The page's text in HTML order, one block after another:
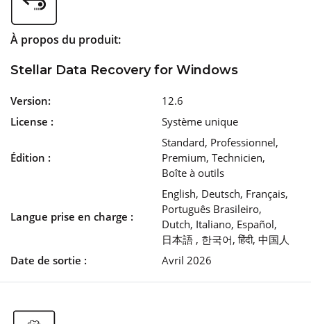
À propos du produit:
Stellar Data Recovery for Windows
Version:
12.6
License :
Système unique
Édition :
Standard, Professionnel,
Premium, Technicien,
Boîte à outils
Langue prise en charge :
English, Deutsch, Français,
Português Brasileiro,
Dutch, Italiano, Español,
日本語 , 한국어, हिंदी, 中国人
Date de sortie :
Avril 2026